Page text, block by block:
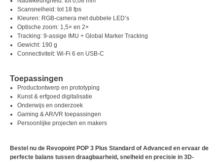
Scansnelheid: tot 18 fps
Kleuren: RGB-camera met dubbele LED’s
Optische zoom: 1,5× en 2×
Tracking: 9-assige IMU + Global Marker Tracking
Gewicht: 190 g
Connectiviteit: Wi-Fi 6 en USB-C
Toepassingen
Productontwerp en prototyping
Kunst & erfgoed digitalisatie
Onderwijs en onderzoek
Gaming & AR/VR toepassingen
Persoonlijke projecten en makers
Bestel nu de Revopoint POP 3 Plus Standard of Advanced en ervaar de
perfecte balans tussen draagbaarheid, snelheid en precisie in 3D-